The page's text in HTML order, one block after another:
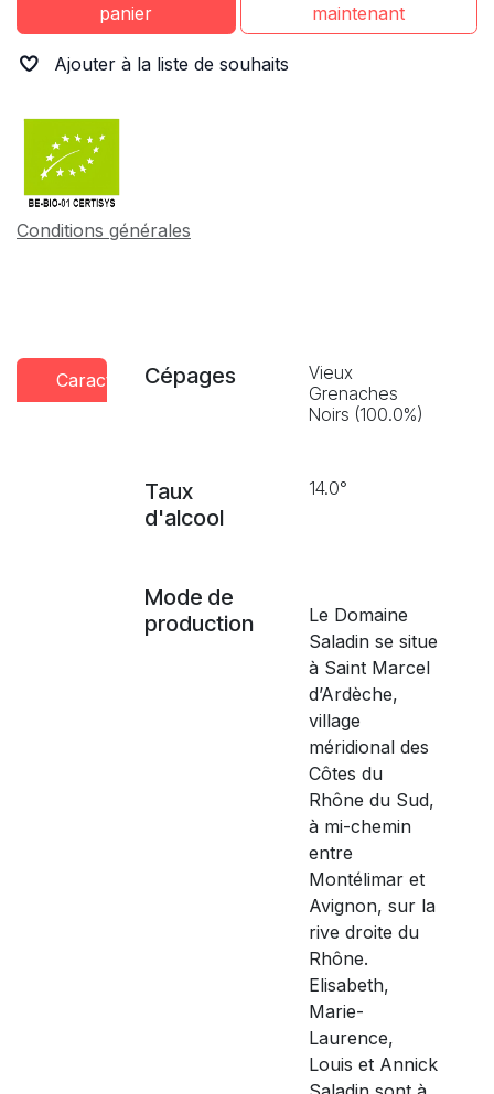
panier
maintenant
Ajouter à la liste de souhaits
Conditions générales
Caractéristiques
Conseils
dégustation
Cépages
Vieux
Grenaches
Noirs (100.0%)
Taux
d'alcool
14.0°
Mode de
production
Le Domaine
Saladin se situe
à Saint Marcel
d’Ardèche,
village
méridional des
Côtes du
Rhône du Sud,
à mi-chemin
entre
Montélimar et
Avignon, sur la
rive droite du
Rhône.
Elisabeth,
Marie-
Laurence,
Louis et Annick